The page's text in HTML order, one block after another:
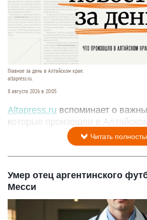
Главное за день в Алтайском крае.
altapress.ru.
8 августа 2026 в 20:05
Altapress.ru вспоминает о
которые произошли в Алтайском
Читать
Умер отец аргентинского
Месси